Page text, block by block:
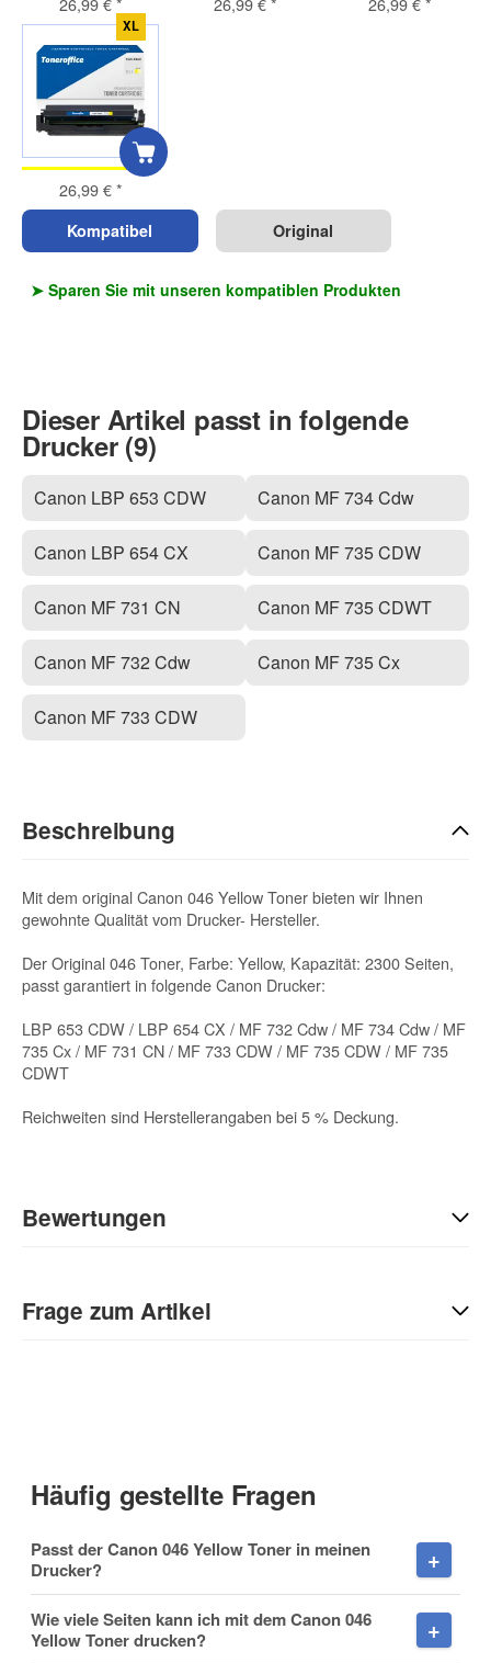
XL
26,99 €*
Kompatibel Original
➤ Sparen Sie mit unseren kompatiblen Produkten
Dieser Artikel passt in folgende
Drucker (9)
Canon LBP 653 CDW
Canon LBP 654 CX
Canon MF 731 CN
Canon MF 732 Cdw
Canon MF 733 CDW
Canon MF 734 Cdw
Canon MF 735 CDW
Canon MF 735 CDWT
Canon MF 735 Cx
Beschreibung
Mit dem original Canon 046 Yellow Toner bieten wir Ihnen
gewohnte Qualität vom Drucker- Hersteller.
Der Original 046 Toner, Farbe: Yellow, Kapazität: 2300 Seiten,
passt garantiert in folgende Canon Drucker:
LBP 653 CDW / LBP 654 CX / MF 732 Cdw / MF 734 Cdw / MF
735 Cx / MF 731 CN / MF 733 CDW / MF 735 CDW / MF 735
CDWT
Reichweiten sind Herstellerangaben bei 5 % Deckung.
Bewertungen
Sie Anderen bei der Kaufentscheidung:
Frage zum Artikel
Nachname
Häufig gestellte Fragen
Passt der Canon 046 Yellow Toner in meinen
Drucker?
Wie viele Seiten kann ich mit dem Canon 046
Yellow Toner drucken?